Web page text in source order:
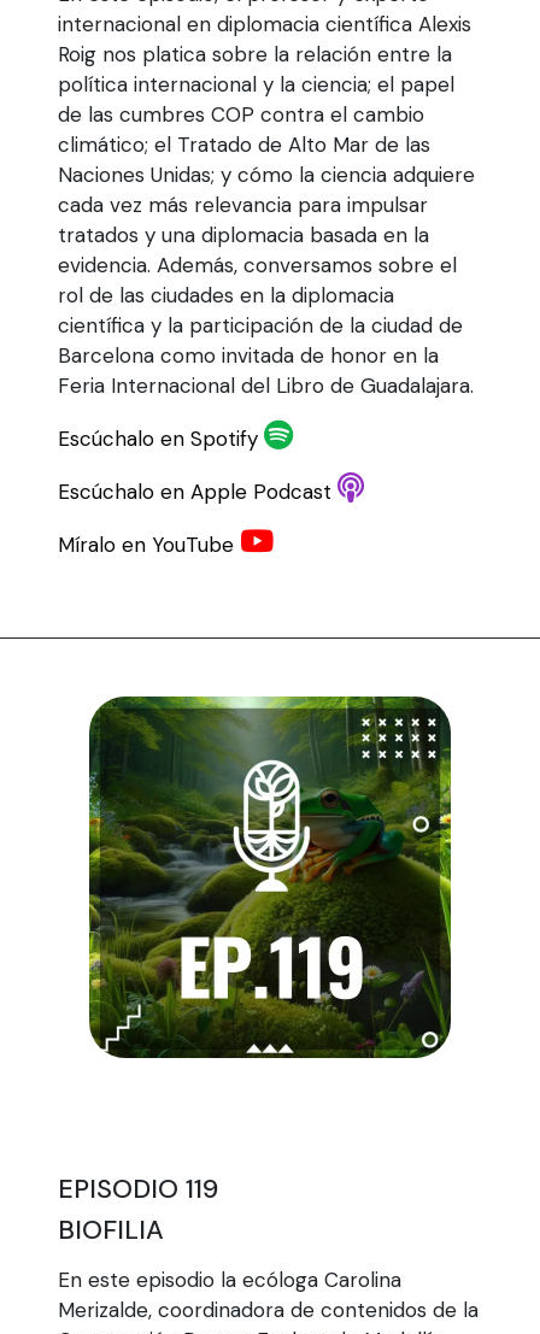
internacional en diplomacia científica Alexis
Roig nos platica sobre la relación entre la
política internacional y la ciencia; el papel
de las cumbres COP contra el cambio
climático; el Tratado de Alto Mar de las
Naciones Unidas; y cómo la ciencia adquiere
cada vez más relevancia para impulsar
tratados y una diplomacia basada en la
evidencia. Además, conversamos sobre el
rol de las ciudades en la diplomacia
científica y la participación de la ciudad de
Barcelona como invitada de honor en la
Feria Internacional del Libro de Guadalajara.
Escúchalo en Spotify
Escúchalo en Apple Podcast
Míralo en YouTube
EPISODIO 119
BIOFILIA
En este episodio la ecóloga Carolina
Merizalde, coordinadora de contenidos de la